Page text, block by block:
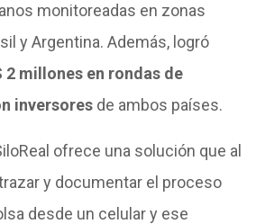
monitoreadas en zonas
y Argentina. Además, logró
2 millones en rondas de
inversoresde ambos países.
ofrece una solución que al
y documentar el proceso
desde un celular y ese